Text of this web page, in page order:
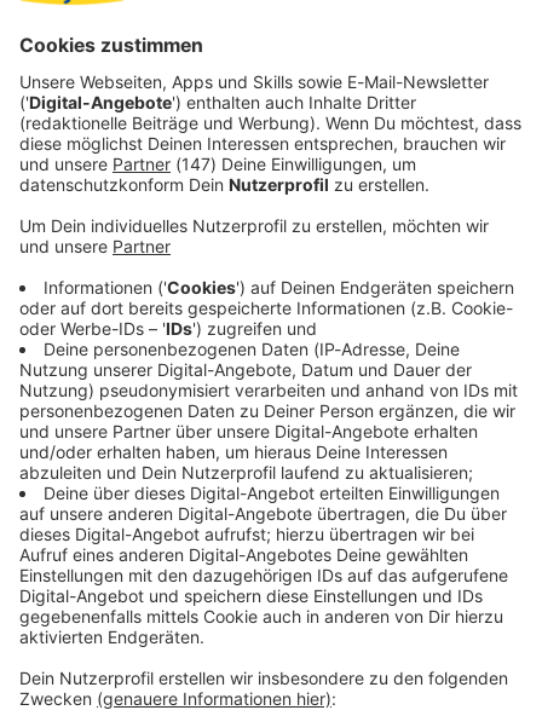
Immer auf dem Laufenden
bleiben!
Verpass' nichts mehr - mit unserem kostenlosen
ANTENNE BAYERN Newsletter. Ob Nachrichten,
Lifestyle oder unsere neuesten Aktionen - wir
informieren dich.